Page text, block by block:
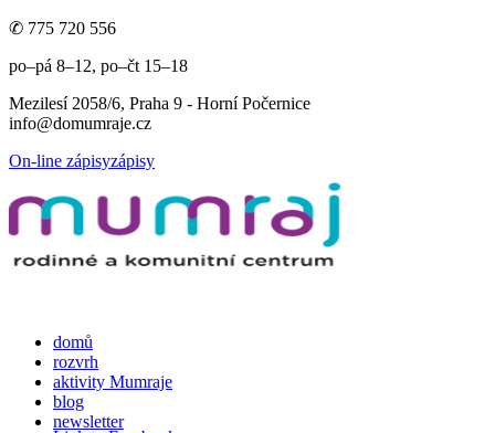
✆ 775 720 556
po–pá 8–12, po–čt 15–18
Mezilesí 2058/6, Praha 9 - Horní Počernice
info@domumraje.cz
On-line zápisyzápisy
domů
rozvrh
aktivity Mumraje
blog
newsletter